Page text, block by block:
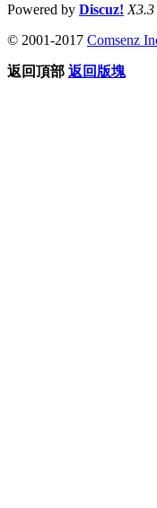
Powered by Discuz! X3.3
© 2001-2017 Comsenz
返回頂部 返回版塊